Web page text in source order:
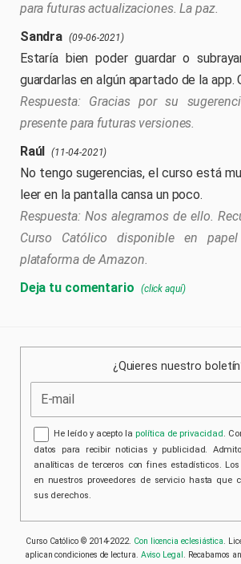
para futuras actualizaciones. La paz.
Sandra (09-06-2021)
Estaría bien poder guardar o
guardarlas en algún apartado de la app.
Gracias por su
presente para futuras versiones.
Raúl
(11-04-2021)
No tengo sugerencias, el curso está
leer en la pantalla cansa un poco.
Nos alegramos de ello.
Curso Católico disponible en
plataforma de Amazon.
Deja tu comentario
(click aquí)
He leído y acepto lapolítica de privacidad.
datos para mostrarlos en la web. Cedo todos los
Los datos se conservan en nuestros proveedores
contacte para ejercer sus derechos.
¿Quieres nuestro
He leído y acepto lapolítica de privacidad.
datos para recibir noticias y publicidad.
analíticas de terceros con fines estadísticos.
en nuestros proveedores de servicio hasta que
sus derechos.
Curso Católico © 2014-2022. Con licencia eclesiástica .
aplican condiciones de lectura. Aviso Legal . Recabamos